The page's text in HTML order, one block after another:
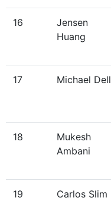
16
Jensen
Huang
17 Michael Dell
18
Mukesh
Ambani
19
Carlos Slim